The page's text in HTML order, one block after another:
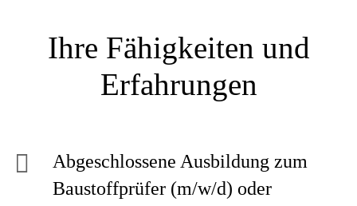
Ihre Fähigkeiten und
Erfahrungen
Abgeschlossene Ausbildung zum
Baustoffprüfer (m/w/d) oder